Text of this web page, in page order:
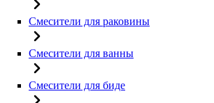
Смесители для раковины
Смесители для ванны
Смесители для биде